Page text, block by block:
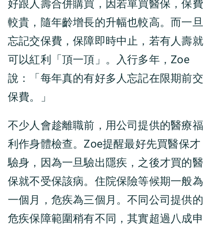
好跟人壽合併購買，因若單買醫保，保費
較貴，隨年齡增長的升幅也較高。而一旦
忘記交保費，保障即時中止，若有人壽就
可以紅利「頂一頂」。入行多年，Zoe
說：「每年真的有好多人忘記在限期前交
保費。」
不少人會趁離職前，用公司提供的醫療福
利作身體檢查。Zoe提醒最好先買醫保才
驗身，因為一旦驗出隱疾，之後才買的醫
保就不受保該病。住院保險等候期一般為
一個月，危疾為三個月。不同公司提供的
危疾保障範圍稍有不同，其實超過八成申